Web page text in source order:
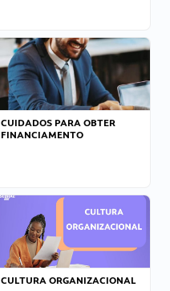
CUIDADOS PARA OBTER
FINANCIAMENTO
CULTURA ORGANIZACIONAL